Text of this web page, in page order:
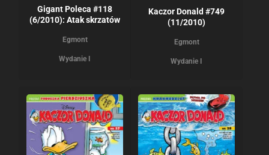
Gigant Poleca #118
(6/2010): Atak skrzatów
Egmont
Wydanie I
Kaczor Donald #749
(11/2010)
Egmont
Wydanie I